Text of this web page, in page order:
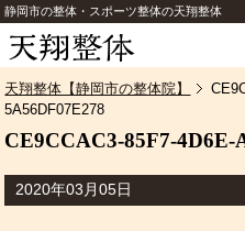
静岡市の整体・スポーツ整体の天翔整体
天翔整体【静岡市の整体院】
5A56DF07E278
CE9CCAC3-85F7-4D6E-
2020年03月05日